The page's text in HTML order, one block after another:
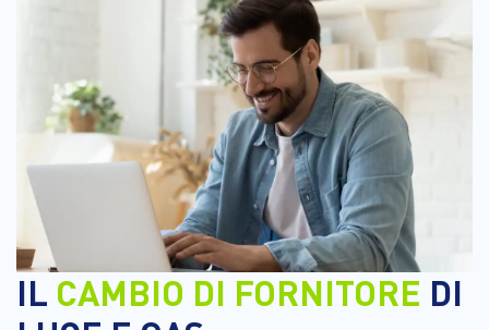
IL CAMBIO DI FORNITORE DI